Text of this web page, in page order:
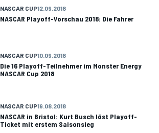
NASCAR CUP12.09.2018
NASCAR Playoff-Vorschau 2018: Die Fahrer
NASCAR CUP10.09.2018
Die 16 Playoff-Teilnehmer im Monster Energy
NASCAR Cup 2018
NASCAR CUP19.08.2018
NASCAR in Bristol: Kurt Busch löst Playoff-
Ticket mit erstem Saisonsieg